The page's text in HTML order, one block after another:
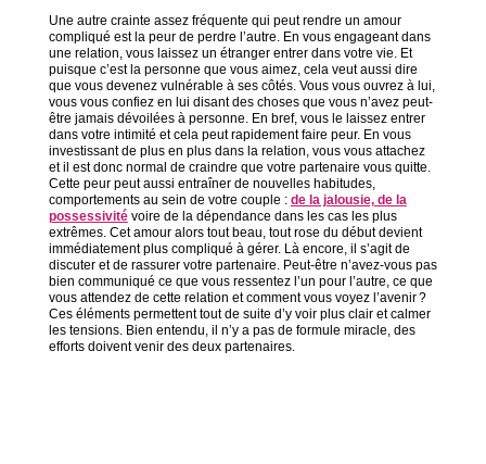
Une autre crainte assez fréquente qui peut rendre un amour
compliqué est la peur de perdre l’autre. En vous engageant dans
une relation, vous laissez un étranger entrer dans votre vie. Et
puisque c’est la personne que vous aimez, cela veut aussi dire
que vous devenez vulnérable à ses côtés. Vous vous ouvrez à lui,
vous vous confiez en lui disant des choses que vous n’avez peut-
être jamais dévoilées à personne. En bref, vous le laissez entrer
dans votre intimité et cela peut rapidement faire peur. En vous
investissant de plus en plus dans la relation, vous vous attachez
et il est donc normal de craindre que votre partenaire vous quitte.
Cette peur peut aussi entraîner de nouvelles habitudes,
comportements au sein de votre couple : de la jalousie, de la
possessivitévoire de la dépendance dans les cas les plus
extrêmes. Cet amour alors tout beau, tout rose du début devient
immédiatement plus compliqué à gérer. Là encore, il s’agit de
discuter et de rassurer votre partenaire. Peut-être n’avez-vous pas
bien communiqué ce que vous ressentez l’un pour l’autre, ce que
vous attendez de cette relation et comment vous voyez l’avenir ?
Ces éléments permettent tout de suite d’y voir plus clair et calmer
les tensions. Bien entendu, il n’y a pas de formule miracle, des
efforts doivent venir des deux partenaires.